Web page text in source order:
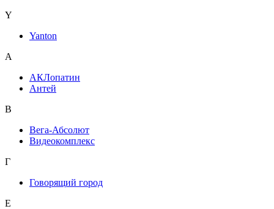
Y
Yanton
А
АКЛопатин
Антей
В
Вега-Абсолют
Видеокомплекс
Г
Говорящий город
Е